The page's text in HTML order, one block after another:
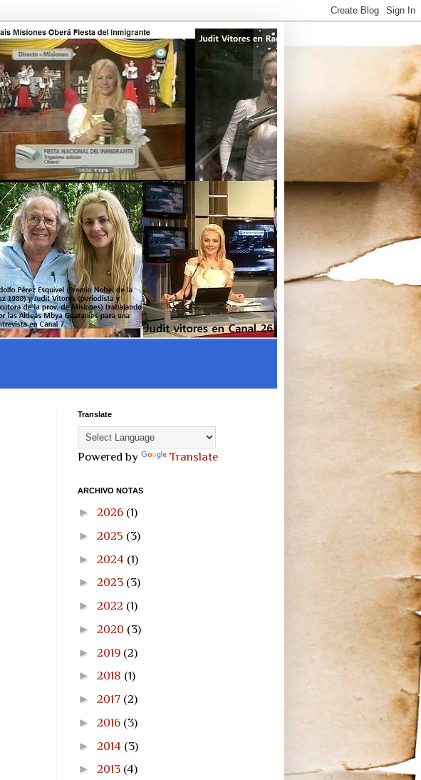
Translate
Powered by Translate
ARCHIVO NOTAS
► 2026 (1)
► 2025 (3)
► 2024 (1)
► 2023 (3)
► 2022 (1)
► 2020 (3)
► 2019 (2)
► 2018 (1)
► 2017 (2)
► 2016 (3)
► 2014 (3)
► 2013 (4)